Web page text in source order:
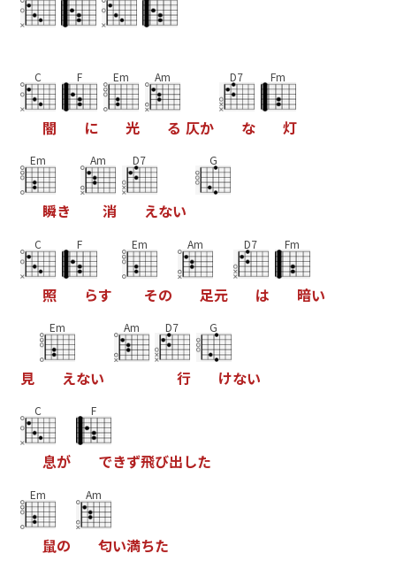
C
闇
F
に
Em
光
Am
る 仄か
D7
な
Fm
灯
Em
瞬き
Am
消
D7
えない
G
C
照
F
らす
Em
その
Am
足元
D7
は
Fm
暗い
見
Em
えない
Am D7
行
G
けない
C
息が
F
できず飛び出した
Em
鼠の
Am
匂い満ちた